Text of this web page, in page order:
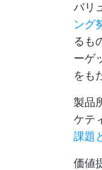
バリ
ング
るも
ーゲ
をも
製品
ケテ
課題
価値